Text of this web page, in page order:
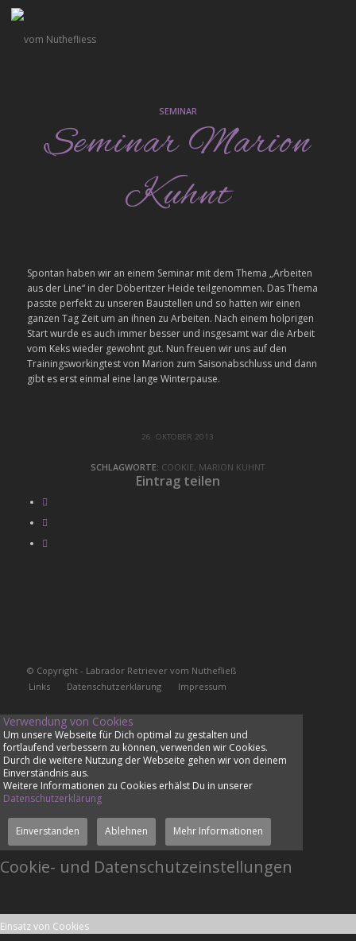
SEMINAR
Seminar Marion
Kuhnt
Spontan haben wir an einem Seminar mit dem Thema „Arbeiten
aus der Line“ in der Döberitzer Heide teilgenommen. Das Thema
passte perfekt zu unseren Baustellen und so hatten wir einen
ganzen Tag Zeit um an ihnen zu Arbeiten. Nach einem holprigen
Start wurde es auch immer besser und insgesamt war die Arbeit
vom Keks wieder gewohnt gut. Nun freuen wir uns auf den
Trainingsworkingtest von Marion zum Saisonabschluss und dann
gibt es erst einmal eine lange Winterpause.
26. OKTOBER 2013
SCHLAGWORTE: COOKIE, MARION KUHNT
Eintrag teilen
© Copyright - Labrador Retriever vom Nuthefließ
Links
Datenschutzerklärung Impressum
Verwendung von Cookies
Um unsere Webseite für Dich optimal zu gestalten und
fortlaufend verbessern zu können, verwenden wir Cookies.
Durch die weitere Nutzung der Webseite gehen wir von deinem
Einverständnis aus.
Weitere Informationen zu Cookies erhälst Du in unserer
Datenschutzerklärung
Einverstanden Ablehnen Mehr Informationen
Cookie- und Datenschutzeinstellungen
Einsatz von Cookies